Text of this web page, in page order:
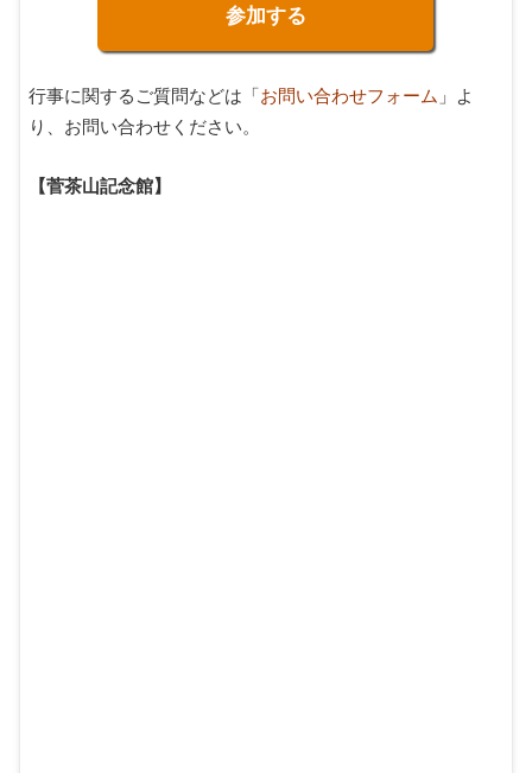
参加する
行事に関するご質問などは「お問い合わせフォーム 」よ
り、お問い合わせください。
【菅茶山記念館】